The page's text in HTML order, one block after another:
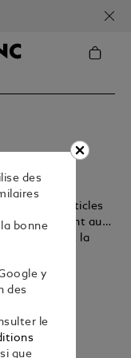
350€
les
sont des articles
qui répondent aux
Découvrez la
de voyage et
Montblanc.
des
bonne
y
des
le
que